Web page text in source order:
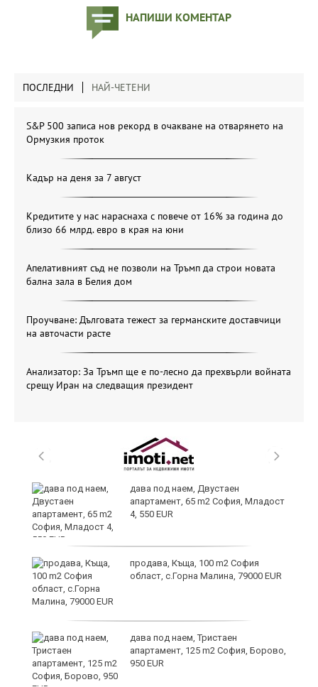
НАПИШИ КОМЕНТАР
ПОСЛЕДНИ НАЙ-ЧЕТЕНИ
S&P 500 записа нов рекорд в очакване на отварянето на
Ормузкия проток
Кадър на деня за 7 август
Кредитите у нас нараснаха с повече от 16% за година до
близо 66 млрд. евро в края на юни
Апелативният съд не позволи на Тръмп да строи новата
бална зала в Белия дом
Проучване: Дълговата тежест за германските доставчици
на авточасти расте
Анализатор: За Тръмп ще е по-лесно да прехвърли войната
срещу Иран на следващия президент
дава под наем, Двустаен
апартамент, 65 m2 София, Младост
4, 550 EUR
продава, Къща, 100 m2 София
област, с.Горна Малина, 79000 EUR
дава под наем, Тристаен
апартамент, 125 m2 София, Борово,
950 EUR